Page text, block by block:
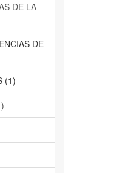
DE LA
DE
(1)